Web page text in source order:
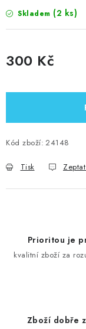
Skladem (2 ks)
300 Kč
Kód zboží: 24148
Tisk
Prioritou je
kvalitní zboží za
Zboží dobře